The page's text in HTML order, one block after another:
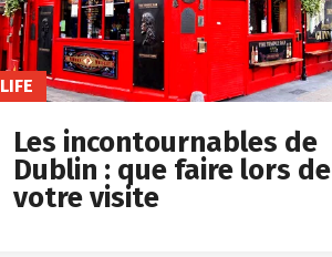
LIFE
Les incontournables de
Dublin : que faire lors de
votre visite